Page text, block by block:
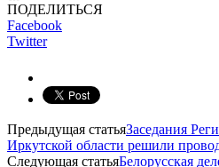
ПОДЕЛИТЬСЯ
Facebook
Twitter
Предыдущая статьяЗаседания
Иркутской области решили
Следующая статьяБелорусская